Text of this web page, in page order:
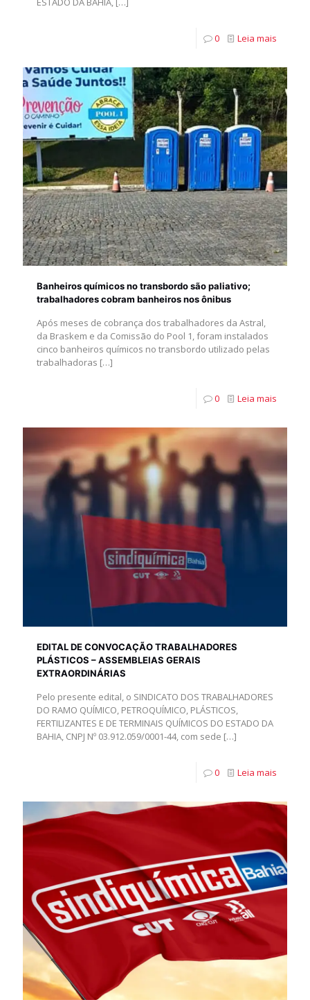
0 Leia mais
Banheiros químicos no transbordo são paliativo;
trabalhadores cobram banheiros nos ônibus
Após meses de cobrança dos trabalhadores da Astral,
da Braskem e da Comissão do Pool 1, foram instalados
cinco banheiros químicos no transbordo utilizado pelas
trabalhadoras […]
0 Leia mais
EDITAL DE CONVOCAÇÃO TRABALHADORES
PLÁSTICOS – ASSEMBLEIAS GERAIS
EXTRAORDINÁRIAS
Pelo presente edital, o SINDICATO DOS TRABALHADORES
DO RAMO QUÍMICO, PETROQUÍMICO, PLÁSTICOS,
FERTILIZANTES E DE TERMINAIS QUÍMICOS DO ESTADO DA
BAHIA, CNPJ Nº 03.912.059/0001-44, com sede […]
0 Leia mais